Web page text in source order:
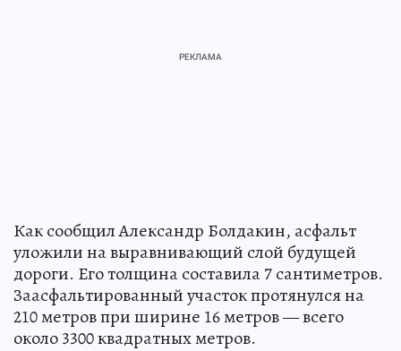
Как сообщил Александр Болдакин, асфальт
уложили на выравнивающий слой будущей
дороги. Его толщина составила 7 сантиметров.
Заасфальтированный участок протянулся на
210 метров при ширине 16 метров — всего
около 3300 квадратных метров.